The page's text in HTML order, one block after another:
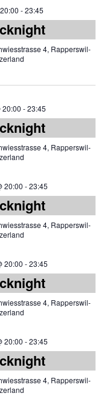
-23:45
4, Rapperswil-
20:00 -23:45
4, Rapperswil-
20:00 -23:45
4, Rapperswil-
20:00 -23:45
4, Rapperswil-
20:00 -23:45
4, Rapperswil-